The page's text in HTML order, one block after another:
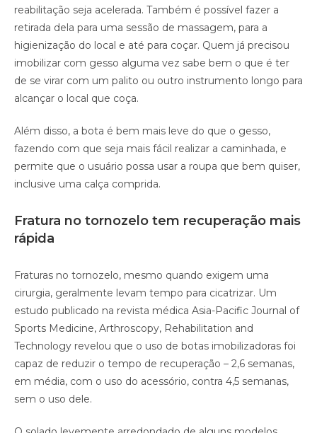
reabilitação seja acelerada. Também é possível fazer a
retirada dela para uma sessão de massagem, para a
higienização do local e até para coçar. Quem já precisou
imobilizar com gesso alguma vez sabe bem o que é ter
de se virar com um palito ou outro instrumento longo para
alcançar o local que coça.
Além disso, a bota é bem mais leve do que o gesso,
fazendo com que seja mais fácil realizar a caminhada, e
permite que o usuário possa usar a roupa que bem quiser,
inclusive uma calça comprida.
Fratura no tornozelo tem recuperação mais
rápida
Fraturas no tornozelo, mesmo quando exigem uma
cirurgia, geralmente levam tempo para cicatrizar. Um
estudo publicado na revista médica Asia-Pacific Journal of
Sports Medicine, Arthroscopy, Rehabilitation and
Technology revelou que o uso de botas imobilizadoras foi
capaz de reduzir o tempo de recuperação – 2,6 semanas,
em média, com o uso do acessório, contra 4,5 semanas,
sem o uso dele.